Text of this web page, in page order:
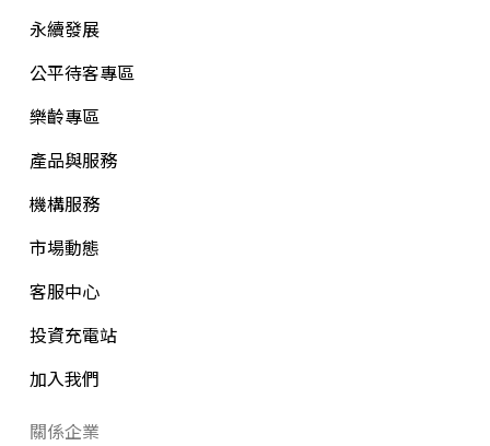
永續發展
公平待客專區
樂齡專區
產品與服務
機構服務
市場動態
客服中心
投資充電站
加入我們
關係企業